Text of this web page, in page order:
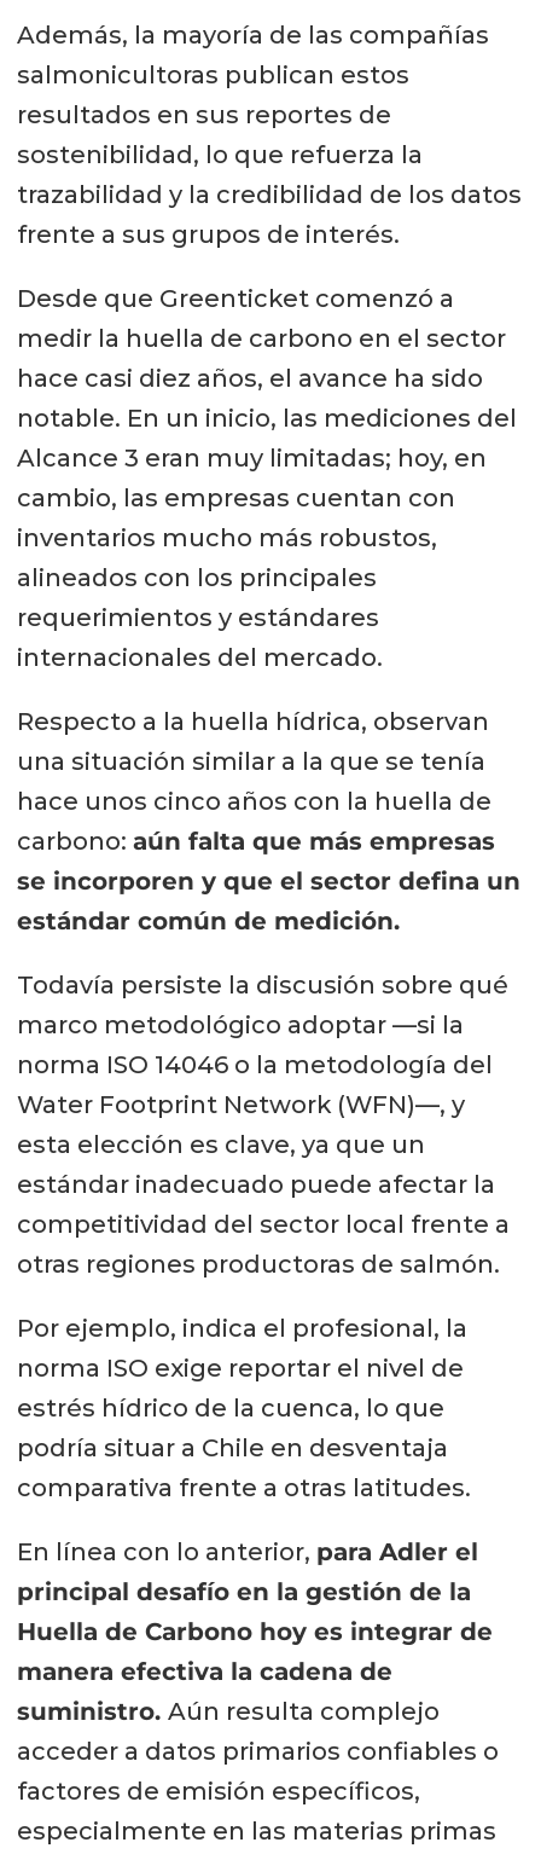
Además, la mayoría de las compañías
salmonicultoras publican estos
resultados en sus reportes de
sostenibilidad, lo que refuerza la
trazabilidad y la credibilidad de los datos
frente a sus grupos de interés.
Desde que Greenticket comenzó a
medir la huella de carbono en el sector
hace casi diez años, el avance ha sido
notable. En un inicio, las mediciones del
Alcance 3 eran muy limitadas; hoy, en
cambio, las empresas cuentan con
inventarios mucho más robustos,
alineados con los principales
requerimientos y estándares
internacionales del mercado.
Respecto a la huella hídrica, observan
una situación similar a la que se tenía
hace unos cinco años con la huella de
carbono: aún falta que más empresas
se incorporen y que el sector defina un
estándar común de medición.
Todavía persiste la discusión sobre qué
marco metodológico adoptar —si la
norma ISO 14046 o la metodología del
Water Footprint Network (WFN)—, y
esta elección es clave, ya que un
estándar inadecuado puede afectar la
competitividad del sector local frente a
otras regiones productoras de salmón.
Por ejemplo, indica el profesional, la
norma ISO exige reportar el nivel de
estrés hídrico de la cuenca, lo que
podría situar a Chile en desventaja
comparativa frente a otras latitudes.
En línea con lo anterior, para Adler el
principal desafío en la gestión de la
Huella de Carbono hoy es integrar de
manera efectiva la cadena de
suministro. Aún resulta complejo
acceder a datos primarios confiables o
factores de emisión específicos,
especialmente en las materias primas